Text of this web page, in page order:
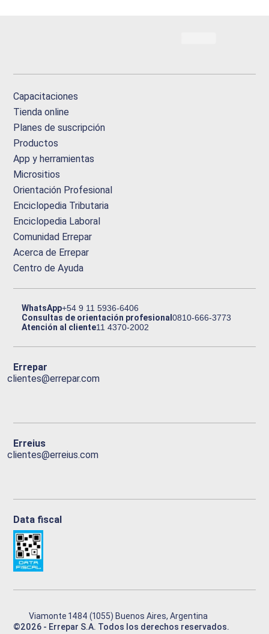
Capacitaciones
Tienda online
Planes de suscripción
Productos
App y herramientas
Micrositios
Orientación Profesional
Enciclopedia Tributaria
Enciclopedia Laboral
Comunidad Errepar
Acerca de Errepar
Centro de Ayuda
WhatsApp+54 9 11 5936-6406
Consultas de orientación profesional0810-666-3773
Atención al cliente11 4370-2002
Errepar
clientes@errepar.com
Erreius
clientes@erreius.com
Data fiscal
Viamonte 1484 (1055) Buenos Aires, Argentina
©2026 - Errepar S.A. Todos los derechos reservados.